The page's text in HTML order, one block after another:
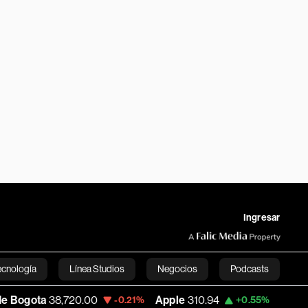
Ingresar
Línea Studios Negocios Podcasts
English
-0.21% Apple 310.94 +0.55% USD COP 3,175.95